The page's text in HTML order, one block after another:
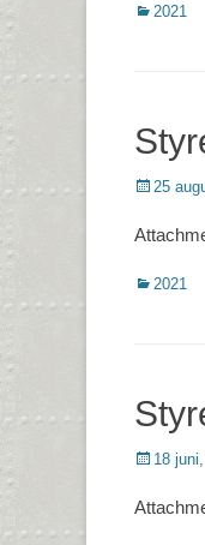
Kategorier
2021
Postades
25
Kategorier
2021
Postades
18